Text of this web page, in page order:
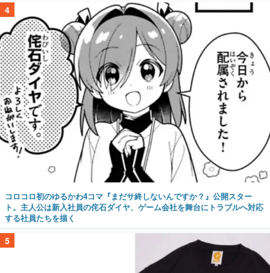
4
コロコロ初のゆるかわ4コマ『まだサ終しないんですか？』公開スター
ト。主人公は新入社員の侘石ダイヤ、ゲーム会社を舞台にトラブルへ対応
する社員たちを描く
5